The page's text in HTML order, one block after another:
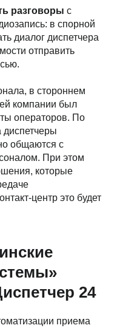
разговоры с
в спорной
диалог диспетчера
отправить
в стороннем
компании был
операторов. По
диспетчеры
общаются с
При этом
которые
центр это будет
24
приема